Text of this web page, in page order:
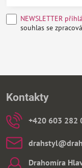
NEWSLETTER
souhlas se
Kontakty
+420 603 282
Drahomíra